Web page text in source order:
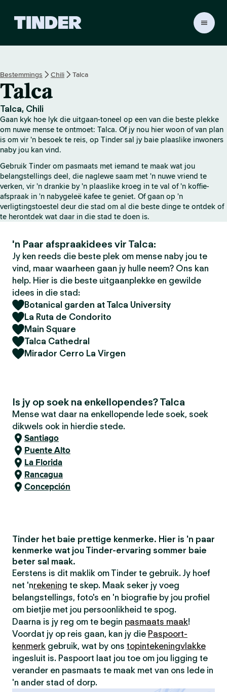
r
i
s
b
d
Bestemmings Chili Talca
Talca
Talca, Chili
Gaan kyk hoe lyk die uitgaan-toneel op een van die beste plekke
om nuwe mense te ontmoet: Talca. Of jy nou hier woon of van plan
is om vir 'n besoek te reis, op Tinder sal jy baie plaaslike inwoners
naby jou kan vind.
Gebruik Tinder om pasmaats met iemand te maak wat jou
belangstellings deel, die naglewe saam met 'n nuwe vriend te
verken, vir 'n drankie by 'n plaaslike kroeg in te val of 'n koffie-
afspraak in 'n nabygeleë kafee te geniet. Of gaan op 'n
verligtingstoestel deur die stad om al die beste dinge te ontdek of
te herontdek wat daar in die stad te doen is.
'n Paar afspraakidees vir Talca:
Jy ken reeds die beste plek om mense naby jou te
vind, maar waarheen gaan jy hulle neem? Ons kan
help. Hier is die beste uitgaanplekke en gewilde
idees in die stad:
Botanical garden at Talca University
La Ruta de Condorito
Main Square
Talca Cathedral
Mirador Cerro La Virgen
Is jy op soek na enkellopendes? Talca
Mense wat daar na enkellopende lede soek, soek
dikwels ook in hierdie stede.
Santiago
Puente Alto
La Florida
Rancagua
Concepción
Tinder het baie prettige kenmerke. Hier is 'n paar
kenmerke wat jou Tinder-ervaring sommer baie
beter sal maak.
Eerstens is dit maklik om Tinder te gebruik. Jy hoef
net 'nrekening te skep. Maak seker jy voeg
belangstellings, foto's en 'n biografie by jou profiel
om bietjie met jou persoonlikheid te spog.
Daarna is jy reg om te begin pasmaats maak!
Voordat jy op reis gaan, kan jy die Paspoort-
kenmerk gebruik, wat by ons topintekeningvlakke
ingesluit is. Paspoort laat jou toe om jou ligging te
verander en pasmaats te maak met van ons lede in
'n ander stad of dorp.